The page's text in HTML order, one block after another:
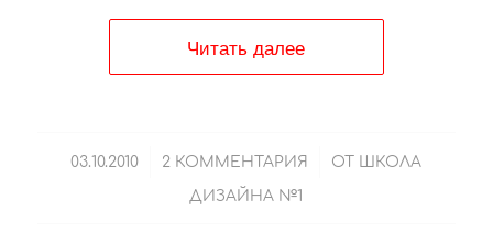
Читать далее
03.10.2010
/ 2 КОММЕНТАРИЯ
/ ОТ ШКОЛА
ДИЗАЙНА №1